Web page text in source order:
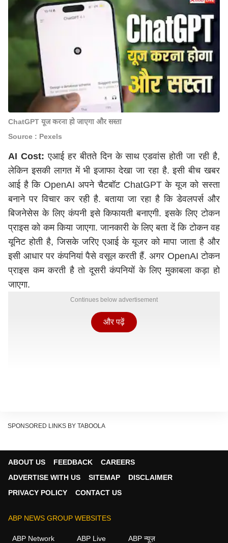
ChatGPT यूज करना हो जाएगा और सस्ता
Source : Pexels
AI Cost: एआई हर बीतते दिन के साथ एडवांस होती जा रही है,
लेकिन इसकी लागत में भी इजाफा देखा जा रहा है. इसी बीच खबर
आई है कि OpenAI अपने चैटबॉट ChatGPTके यूज को सस्ता
बनाने पर विचार कर रही है. बताया जा रहा है कि डेवलपर्स और
बिजनेसेस के लिए कंपनी इसे किफायती बनाएगी. इसके लिए टोकन
प्राइस को कम किया जाएगा. जानकारी के लिए बता दें कि टोकन वह
यूनिट होती है, जिसके जरिए एआई के यूजर को मापा जाता है और
इसी आधार पर कंपनियां पैसे वसूल करती हैं. अगर OpenAI टोकन
प्राइस कम करती है तो दूसरी कंपनियों के लिए मुकाबला कड़ा हो
जाएगा.
Continues below advertisement
और पढ़ें
SPONSORED LINKS BY TABOOLA
ABOUT US FEEDBACK
CAREERS
ADVERTISE WITH US
SITEMAP
DISCLAIMER
PRIVACY POLICY
CONTACT US
ABP NEWS GROUP WEBSITES
ABP Network ABP Live ABP न्यूज़